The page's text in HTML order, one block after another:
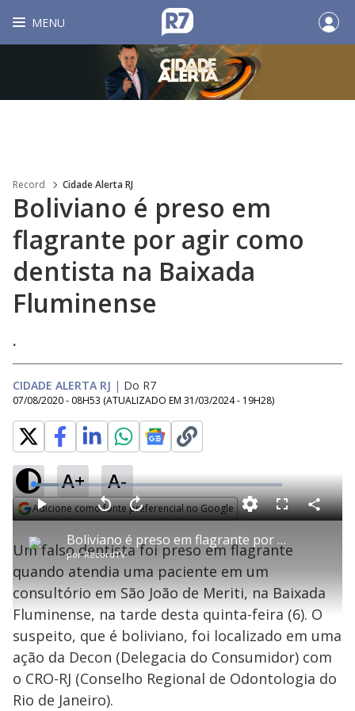
MENU
Record Cidade Alerta RJ
Boliviano é preso em
flagrante por agir como
dentista na Baixada
Fluminense
.
CIDADE ALERTA RJ | Do R7
07/08/2020 - 08H53 (ATUALIZADO EM 31/03/2024 - 19H28)
A+ A-
Adicione como fonte preferencial no Google
P
l
a
y
Boliviano é preso em flagrante por agir como dentista na Baixada Fluminense
porRecordTV
P V
t
a
r
1
0
e
g
n
d
A
n
ç
a
1
s
e
u
n
o
s
M
u
L
o
a
d
e
1
0
.
3
0
F
l
s
c
n
C
o
h
a
Um falso dentista foi preso em flagrante
quando atendia uma paciente em um
consultório em São João de Meriti, na Baixada
Fluminense, na tarde desta quinta-feira (6). O
suspeito, que é boliviano, foi localizado em uma
ação da Decon (Delegacia do Consumidor) com
o CRO-RJ (Conselho Regional de Odontologia do
Rio de Janeiro).